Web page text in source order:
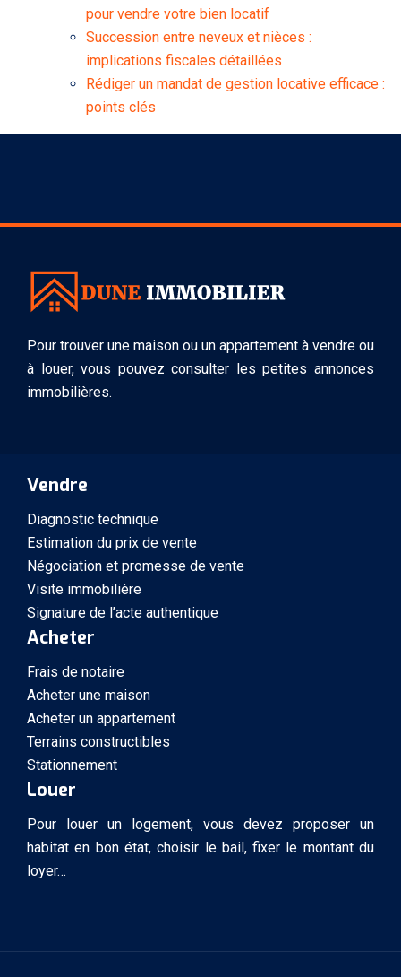
pour vendre votre bien locatif
Succession entre neveux et nièces :
implications fiscales détaillées
Rédiger un mandat de gestion locative efficace :
points clés
Pour trouver une maison ou un appartement à vendre ou
à louer, vous pouvez consulter les petites annonces
immobilières.
Vendre
Diagnostic technique
Estimation du prix de vente
Négociation et promesse de vente
Visite immobilière
Signature de l’acte authentique
Acheter
Frais de notaire
Acheter une maison
Acheter un appartement
Terrains constructibles
Stationnement
Louer
Pour louer un logement, vous devez proposer un
habitat en bon état, choisir le bail, fixer le montant du
loyer…